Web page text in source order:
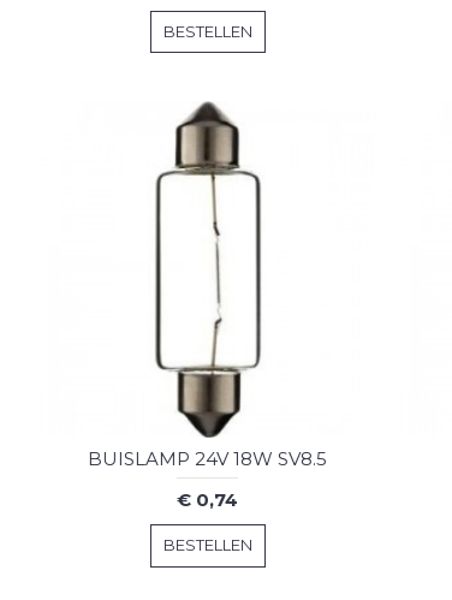
BESTELLEN
BUISLAMP 24V 18W SV8.5
€ 0,74
BESTELLEN